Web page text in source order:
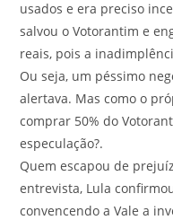
usados e era preciso
salvou o Votorantim e
reais, pois a
Ou seja, um péssimo
alertava. Mas como o
comprar 50% do
especulação?.
Quem escapou de
entrevista, Lula
convencendo a Vale a